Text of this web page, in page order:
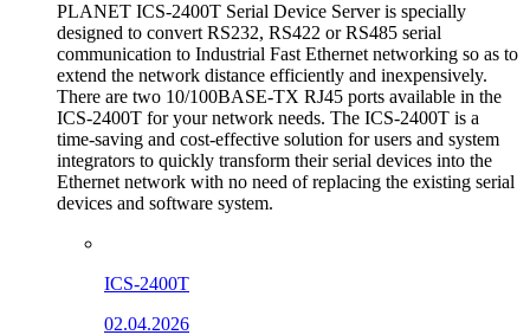
PLANET ICS-2400T Serial Device Server is specially
designed to convert RS232, RS422 or RS485 serial
communication to Industrial Fast Ethernet networking so as to
extend the network distance efficiently and inexpensively.
There are two 10/100BASE-TX RJ45 ports available in the
ICS-2400T for your network needs. The ICS-2400T is a
time-saving and cost-effective solution for users and system
integrators to quickly transform their serial devices into the
Ethernet network with no need of replacing the existing serial
devices and software system.
ICS-2400T
02.04.2026